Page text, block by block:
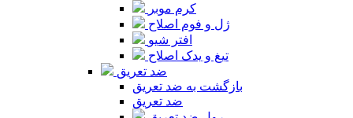
کرم موبر
ژل و فوم اصلاح
افتر شیو
تیغ و یدک اصلاح
ضد تعریق
بازگشت به ضد تعریق
ضد تعریق